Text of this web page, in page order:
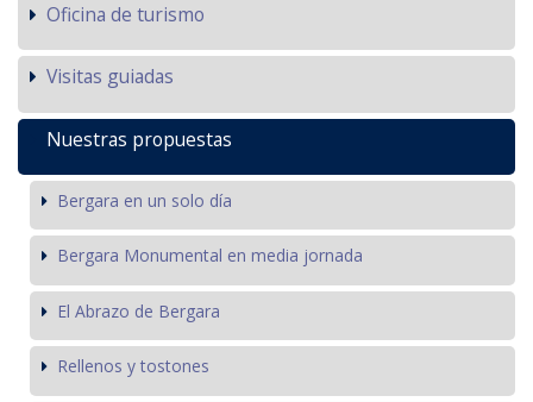
Oficina de turismo
Visitas guiadas
Nuestras propuestas
Bergara en un solo día
Bergara Monumental en media jornada
El Abrazo de Bergara
Rellenos y tostones